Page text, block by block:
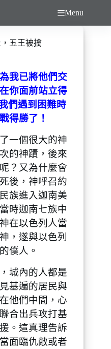
Menu
五王被擒
我已將他們交
你面前站立得
們遇到困難時
得勝了！
一個很大的神
的神蹟，後來
？又為什麼會
後，神呼召約
族進入迦南美
時迦南七族中
在以色列人當
，遂與以色列
僕人。
城內的人都是
基遍的居民與
他們中間，心
合出兵攻打基
。這真理告訴
面臨仇敵或者